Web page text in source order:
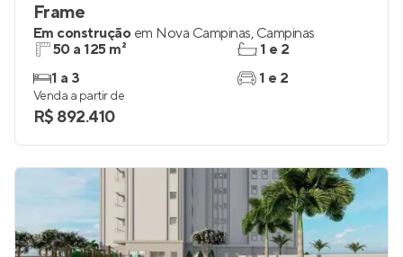
Frame
Em construção em Nova Campinas, Campinas
50 a 125 m²
1 a 3
1 e 2
1 e 2
Venda a partir de
R$ 892.410